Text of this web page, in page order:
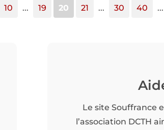
10 ... 19 20 21 ... 30 40 ...
Le site Souffrance
l’association DCTH